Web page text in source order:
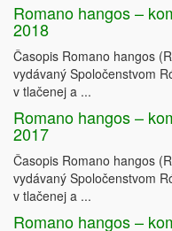
Romano hangos –
2018
Časopis Romano hangos
vydávaný Spoločenstvom
v tlačenej a ...
Romano hangos –
2017
Časopis Romano hangos
vydávaný Spoločenstvom
v tlačenej a ...
Romano hangos –